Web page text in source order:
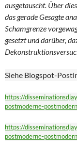
ausgetauscht. Über
das gerade Gesagte
Schamgrenze
gesetzt und darüber,
Siehe Blogspot-
https://
postmoderne-
https://
postmoderne-